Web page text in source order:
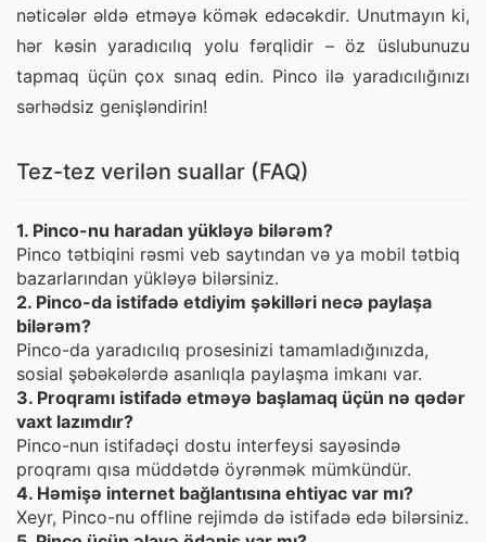
nəticələr əldə etməyə kömək edəcəkdir. Unutmayın ki,
hər kəsin yaradıcılıq yolu fərqlidir – öz üslubunuzu
tapmaq üçün çox sınaq edin. Pinco ilə yaradıcılığınızı
sərhədsiz genişləndirin!
Tez-tez verilən suallar (FAQ)
1. Pinco-nu haradan yükləyə bilərəm?
Pinco tətbiqini rəsmi veb saytından və ya mobil tətbiq
bazarlarından yükləyə bilərsiniz.
2. Pinco-da istifadə etdiyim şəkilləri necə paylaşa
bilərəm?
Pinco-da yaradıcılıq prosesinizi tamamladığınızda,
sosial şəbəkələrdə asanlıqla paylaşma imkanı var.
3. Proqramı istifadə etməyə başlamaq üçün nə qədər
vaxt lazımdır?
Pinco-nun istifadəçi dostu interfeysi sayəsində
proqramı qısa müddətdə öyrənmək mümkündür.
4. Həmişə internet bağlantısına ehtiyac var mı?
Xeyr, Pinco-nu offline rejimdə də istifadə edə bilərsiniz.